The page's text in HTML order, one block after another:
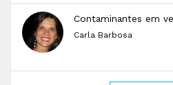
Contaminantes em
Carla Barbosa